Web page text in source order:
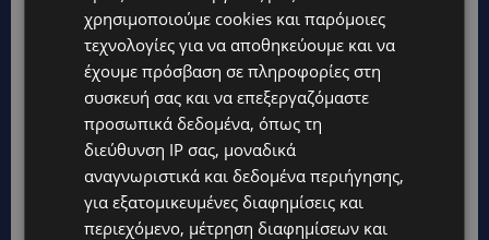
TOP ΗΠΑ ΠΥΡΟΒΟΛΙΣΜΟΊ ΦΕΣΤΙΒΆΛ
χρησιμοποιούμε cookies και παρόμοιες
τεχνολογίες για να αποθηκεύουμε και να
έχουμε πρόσβαση σε πληροφορίες στη
συσκευή σας και να επεξεργαζόμαστε
προσωπικά δεδομένα, όπως τη
διεύθυνση IP σας, μοναδικά
αναγνωριστικά και δεδομένα περιήγησης,
για εξατομικευμένες διαφημίσεις και
περιεχόμενο, μέτρηση διαφημίσεων και